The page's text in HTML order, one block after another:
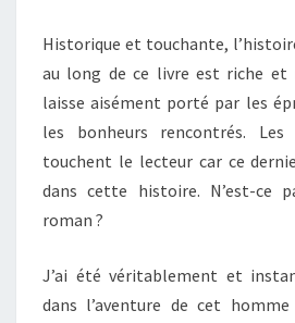
Historique et touchante,
au long de ce livre est riche et
laisse aisément porté par les
les bonheurs rencontrés. Les
touchent le lecteur car ce
dans cette histoire. N’est-ce
roman ?
J’ai été véritablement et
dans l’aventure de cet